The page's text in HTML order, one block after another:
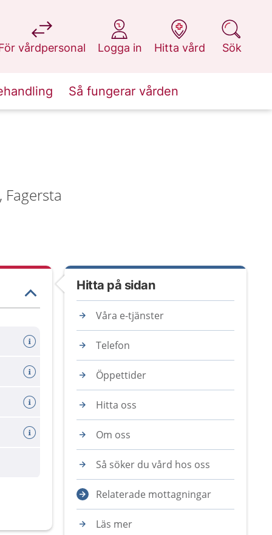
vårdpersonal
på 1177.se
Logga in
på 1177.se
Hitta vård
på 1177.se
Sök
på 1177.se
Så fungerar vården
Hitta på sidan
Våra e-tjänster
Telefon
Öppettider
Hitta oss
Om oss
Så söker du vård hos oss
Relaterade mottagningar
Läs mer